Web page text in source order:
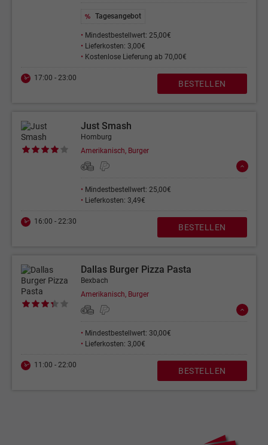
Tagesangebot
• Mindestbestellwert: 25,00€
• Lieferkosten: 3,00€
• Kostenlose Lieferung ab 70,00€
17:00 - 23:00
BESTELLEN
Just Smash
Homburg
Amerikanisch, Burger
• Mindestbestellwert: 25,00€
• Lieferkosten: 3,49€
16:00 - 22:30
BESTELLEN
Dallas Burger Pizza Pasta
Bexbach
Amerikanisch, Burger
• Mindestbestellwert: 30,00€
• Lieferkosten: 3,00€
11:00 - 22:00
BESTELLEN